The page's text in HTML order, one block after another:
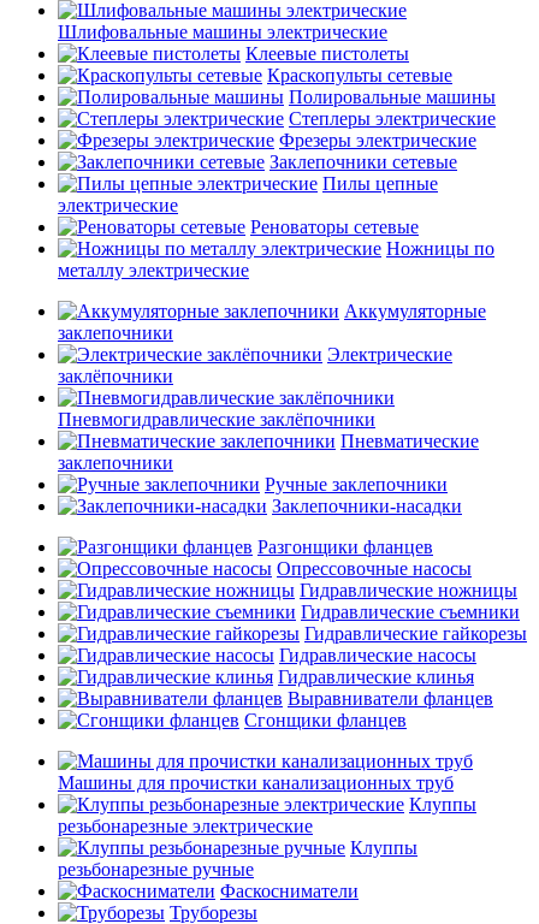
Шлифовальные машины электрические
Клеевые пистолеты
Краскопульты сетевые
Полировальные машины
Степлеры электрические
Фрезеры электрические
Заклепочники сетевые
Пилы цепные
электрические
Реноваторы сетевые
Ножницы по
металлу электрические
Аккумуляторные
заклепочники
Электрические
заклёпочники
Пневмогидравлические заклёпочники
Пневматические
заклепочники
Ручные заклепочники
Заклепочники-насадки
Разгонщики фланцев
Опрессовочные насосы
Гидравлические ножницы
Гидравлические съемники
Гидравлические гайкорезы
Гидравлические насосы
Гидравлические клинья
Выравниватели фланцев
Сгонщики фланцев
Машины для прочистки канализационных труб
Клуппы
резьбонарезные электрические
Клуппы
резьбонарезные ручные
Фаскосниматели
Труборезы